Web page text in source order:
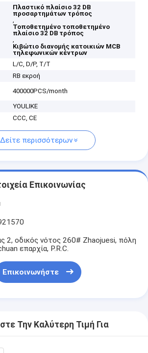
Πλαστικό πλαίσιο 32 DB
προσαρτημάτων τρόπος
,
Τοποθετημένο τοποθετημένο
πλαίσιο 32 DB τρόπος
,
Κιβώτιο διανομής κατοικιών MCB
τηλεφωνικών κέντρων
L/C, D/P, T/T
RB εκροή
400000PCS/month
YOULIKE
CCC, CE
Δείτε περισσότερων
Επικοινωνίας
2, οδικός νότος 260# Zhaojuesi, πόλη
επαρχία, P.R.C.
Επικοινωνήστε
Την Καλύτερη Τιμή Για